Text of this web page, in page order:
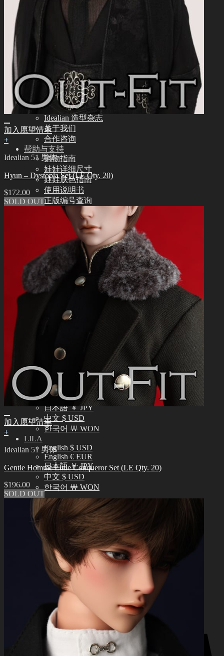
娃娃支架ㆍ棉包
化妆保养品
社区
新闻ㆍ公告
Idealian 博客
SOOM艺术功劳者
Idealian 造型杂志
关于我们
合作咨询
帮助与支持
购物指南
娃娃详细尺寸
娃娃肤色指南
使用说明书
正版编号查询
常见问题 (FAQ)
客服中心 (Q&A)
English $ USD
日本語 ￥ JPY
中文 $ USD
한국어 ￦ WON
NEO ANGELREGION
English $ USD
中文 $ USD
한국어 ￦ WON
日本語 ￥ JPY
中文 $ USD
한국어 ￦ WON
ROSETTE
English $ USD
English € EUR
日本語 ￥ JPY
中文 $ USD
한국어 ￦ WON
LILA
English $ USD
English € EUR
日本語 ￥ JPY
中文 $ USD
한국어 ￦ WON
索：
购物车里没有产品
购物车里没有产品
加入愿望清单
+
Idealian 51 男体
Hyun – Dystopia Set (LE Qty. 20)
$172.00
SOLD OUT
加入愿望清单
+
Idealian 51 男体
Gentle Homme Little Conqueror Set (LE Qty. 20)
$196.00
SOLD OUT